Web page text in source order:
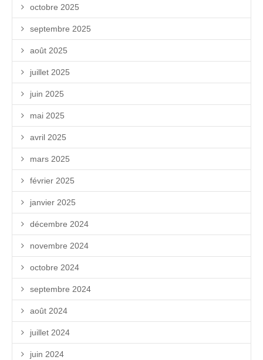
octobre 2025
septembre 2025
août 2025
juillet 2025
juin 2025
mai 2025
avril 2025
mars 2025
février 2025
janvier 2025
décembre 2024
novembre 2024
octobre 2024
septembre 2024
août 2024
juillet 2024
juin 2024